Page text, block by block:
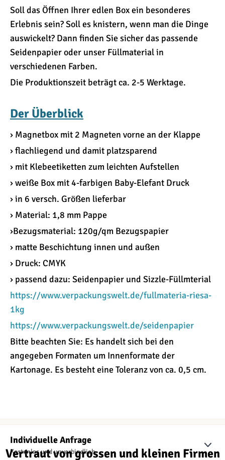
Soll das Öffnen Ihrer edlen Box ein besonderes
Erlebnis sein? Soll es knistern, wenn man die Dinge
auswickelt? Dann finden Sie sicher das passende
Seidenpapier oder unser Füllmaterial in
verschiedenen Farben.
Die Produktionszeit beträgt ca. 2-5 Werktage.
Der Überblick
› Magnetbox mit 2 Magneten vorne an der Klappe
› flachliegend und damit platzsparend
› mit Klebeetiketten zum leichten Aufstellen
› weiße Box mit 4-farbigen Baby-Elefant Druck
› in 6 versch. Größen lieferbar
› Material: 1,8 mm Pappe
›Bezugsmaterial: 120g/qm Bezugspapier
› matte Beschichtung innen und außen
› Druck: CMYK
› passend dazu: Seidenpapier und Sizzle-Füllmterial
https://www.verpackungswelt.de/fullmateria-riesa-
1kg
https://www.verpackungswelt.de/seidenpapier
Bitte beachten Sie: Es handelt sich bei den
angegeben Formaten um Innenformate der
Kartonage. Es besteht eine Toleranz von ca. 0,5 cm.
Individuelle Anfrage
Kostenlos und unverbindlich
Vertraut von grossen und kleinen Firmen